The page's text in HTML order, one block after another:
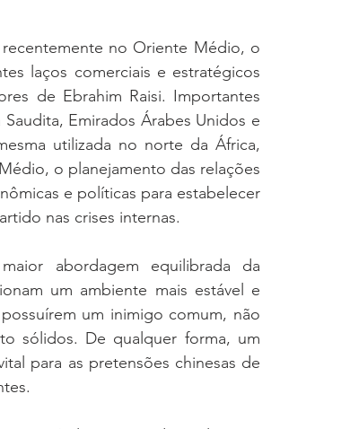
no Oriente Médio, o
laços comerciais e estratégicos
de Ebrahim Raisi. Importantes
Emirados Árabes Unidos e
utilizada no norte da África,
o planejamento das relações
e políticas para estabelecer
nas crises internas.
abordagem equilibrada da
um ambiente mais estável e
um inimigo comum, não
sólidos. De qualquer forma, um
para as pretensões chinesas de